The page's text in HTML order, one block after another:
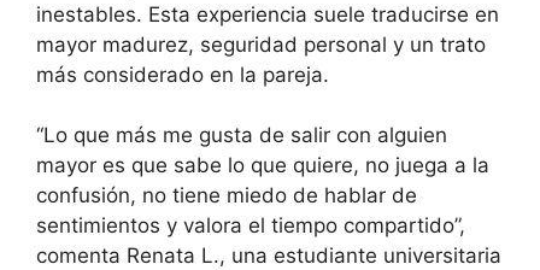
inestables. Esta experiencia suele traducirse en
mayor madurez, seguridad personal y un trato
más considerado en la pareja.
“Lo que más me gusta de salir con alguien
mayor es que sabe lo que quiere, no juega a la
confusión, no tiene miedo de hablar de
sentimientos y valora el tiempo compartido”,
comenta Renata L., una estudiante universitaria